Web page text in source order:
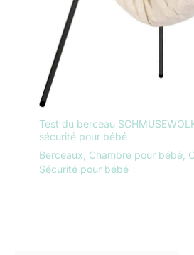
Test du berceau
sécurité pour bébé
Berceaux Chambre pour bébé
Sécurité pour bébé